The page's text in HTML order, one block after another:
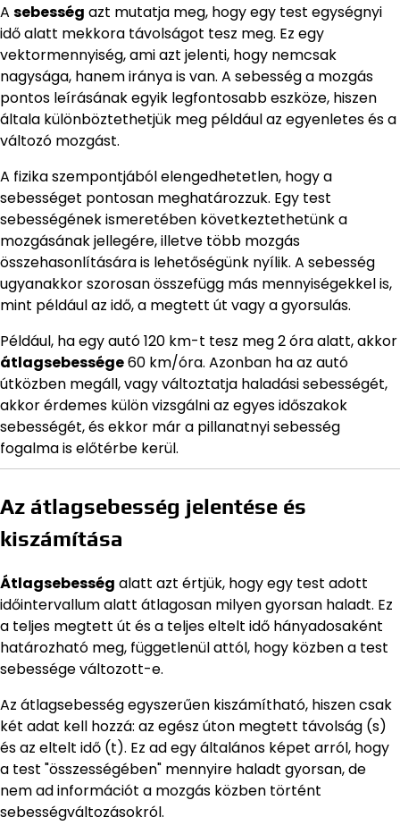
A sebesség azt mutatja meg, hogy egy test egységnyi
idő alatt mekkora távolságot tesz meg. Ez egy
vektormennyiség, ami azt jelenti, hogy nemcsak
nagysága, hanem iránya is van. A sebesség a mozgás
pontos leírásának egyik legfontosabb eszköze, hiszen
általa különböztethetjük meg például az egyenletes és a
változó mozgást.
A fizika szempontjából elengedhetetlen, hogy a
sebességet pontosan meghatározzuk. Egy test
sebességének ismeretében következtethetünk a
mozgásának jellegére, illetve több mozgás
összehasonlítására is lehetőségünk nyílik. A sebesség
ugyanakkor szorosan összefügg más mennyiségekkel is,
mint például az idő, a megtett út vagy a gyorsulás.
Például, ha egy autó 120 km-t tesz meg 2 óra alatt, akkor
átlagsebessége60 km/óra. Azonban ha az autó
útközben megáll, vagy változtatja haladási sebességét,
akkor érdemes külön vizsgálni az egyes időszakok
sebességét, és ekkor már a pillanatnyi sebesség
fogalma is előtérbe kerül.
Az átlagsebesség jelentése és
kiszámítása
Átlagsebesség alatt azt értjük, hogy egy test adott
időintervallum alatt átlagosan milyen gyorsan haladt. Ez
a teljes megtett út és a teljes eltelt idő hányadosaként
határozható meg, függetlenül attól, hogy közben a test
sebessége változott-e.
Az átlagsebesség egyszerűen kiszámítható, hiszen csak
két adat kell hozzá: az egész úton megtett távolság (s)
és az eltelt idő (t). Ez ad egy általános képet arról, hogy
a test "összességében" mennyire haladt gyorsan, de
nem ad információt a mozgás közben történt
sebességváltozásokról.